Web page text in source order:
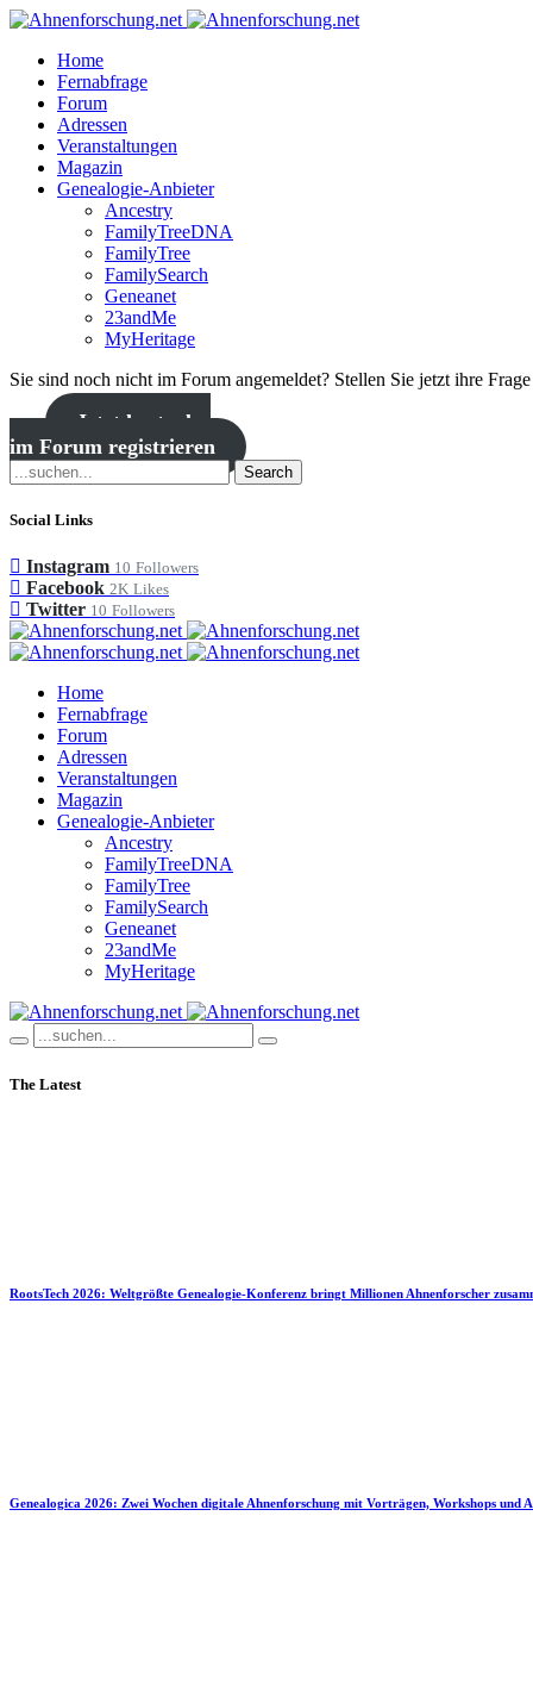
Home
Fernabfrage
Forum
Adressen
Veranstaltungen
Magazin
Genealogie-Anbieter
Ancestry
FamilyTreeDNA
FamilyTree
FamilySearch
Geneanet
23andMe
MyHeritage
Sie sind noch nicht im Forum angemeldet? Stellen Sie jetzt ihre
Jetzt kostenlos
im Forum registrieren
Search
Social Links
Instagram 10 Followers
Facebook 2K Likes
Twitter 10 Followers
Home
Fernabfrage
Forum
Adressen
Veranstaltungen
Magazin
Genealogie-Anbieter
Ancestry
FamilyTreeDNA
FamilyTree
FamilySearch
Geneanet
23andMe
MyHeritage
The Latest
RootsTech 2026: Weltgrößte Genealogie-Konferenz bringt Millionen Ahnenforscher
Genealogica 2026: Zwei Wochen digitale Ahnenforschung mit Vorträgen, Workshops und